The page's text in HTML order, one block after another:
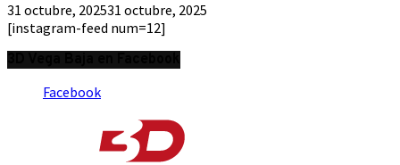
31 octubre, 202531 octubre, 2025
[instagram-feed num=12]
Facebook